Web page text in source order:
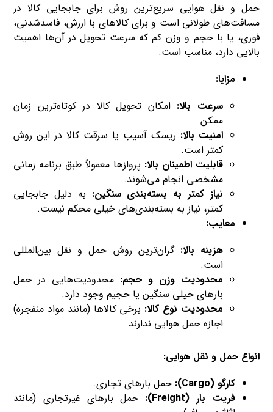
حمل و نقل هوایی سریع‌ترین روش برای جابجایی کالا در
مسافت‌های طولانی است و برای کالاهای با ارزش، فاسدشدنی،
فوری، یا با حجم و وزن کم که سرعت تحویل در آن‌ها اهمیت
بالایی دارد، مناسب است.
مزایا:
سرعت بالا: امکان تحویل کالا در کوتاه‌ترین زمان
ممکن.
امنیت بالا: ریسک آسیب یا سرقت کالا در این روش
کمتر است.
قابلیت اطمینان بالا: پروازها معمولاً طبق برنامه زمانی
مشخصی انجام می‌شوند.
نیاز کمتر به بسته‌بندی سنگین: به دلیل جابجایی
کمتر، نیاز به بسته‌بندی‌های خیلی محکم نیست.
معایب:
هزینه بالا: گران‌ترین روش حمل و نقل بین‌المللی
است.
محدودیت وزن و حجم: محدودیت‌هایی در حمل
بارهای خیلی سنگین یا حجیم وجود دارد.
محدودیت نوع کالا: برخی کالاها (مانند مواد منفجره)
اجازه حمل هوایی ندارند.
انواع حمل و نقل هوایی:
کارگو (Cargo):
حمل بارهای تجاری.
فریت بار (Freight):
حمل بارهای غیرتجاری (مانند